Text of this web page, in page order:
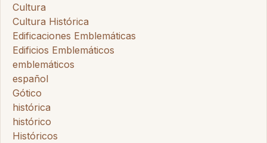
Cultura
Cultura Histórica
Edificaciones Emblemáticas
Edificios Emblemáticos
emblemáticos
español
Gótico
histórica
histórico
Históricos